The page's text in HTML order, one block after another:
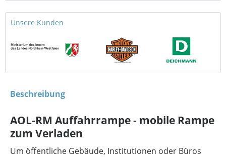
Unsere Kunden
Beschreibung
AOL-RM Auffahrrampe - mobile Rampe
zum Verladen
Um öffentliche Gebäude, Institutionen oder Büros